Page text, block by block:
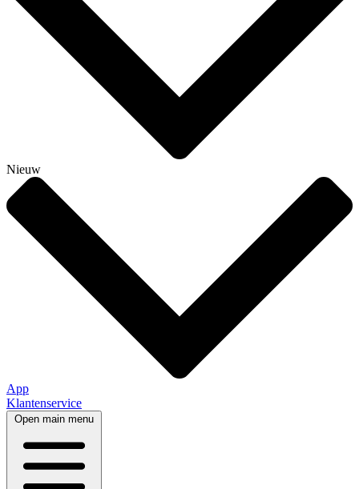
Nieuw
App
Klantenservice
Open main menu